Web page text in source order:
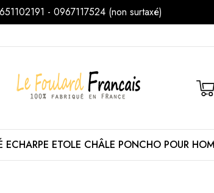
- 0967117524 (non surtaxé)
ECHARPE ETOLE CHÂLE PONCHO POUR